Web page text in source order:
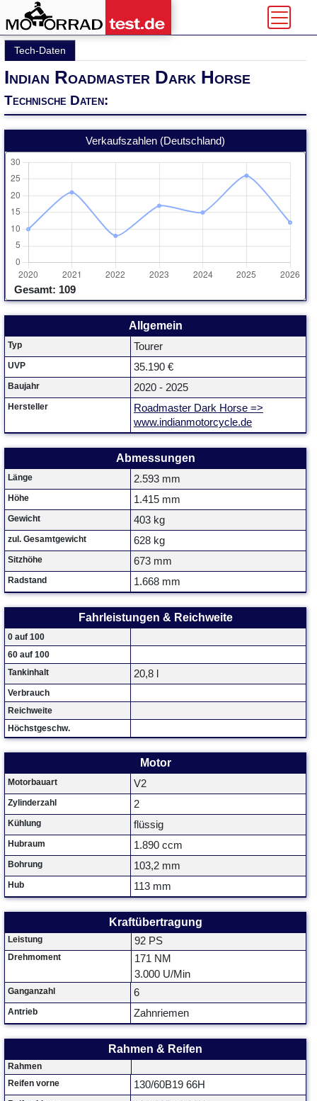
Tech-Daten
Indian Roadmaster Dark Horse
Technische Daten:
Verkaufszahlen (Deutschland)
Gesamt: 109
Allgemein
Typ Tourer
UVP 35.190 €
Baujahr 2020 - 2025
Hersteller
Roadmaster Dark Horse =>
www.indianmotorcycle.de
Abmessungen
Länge 2.593 mm
Höhe 1.415 mm
Gewicht 403 kg
zul. Gesamtgewicht 628 kg
Sitzhöhe 673 mm
Radstand 1.668 mm
Fahrleistungen & Reichweite
0 auf 100
60 auf 100
Tankinhalt
20,8 l
Verbrauch
Reichweite
Höchstgeschw.
Motor
Motorbauart V2
Zylinderzahl 2
Kühlung flüssig
Hubraum 1.890 ccm
Bohrung 103,2 mm
Hub 113 mm
Kraftübertragung
Leistung 92 PS
Drehmoment
171 NM
3.000 U/Min
Ganganzahl 6
Antrieb Zahnriemen
Rahmen & Reifen
Rahmen
Reifen vorne
130/60B19 66H